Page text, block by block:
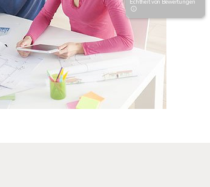
Echtheit von Bewertungen